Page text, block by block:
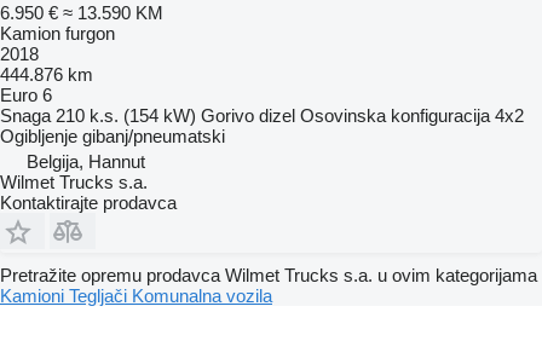
6.950 € ≈ 13.590 KM
Kamion furgon
2018
444.876 km
Euro 6
Snaga 210 k.s. (154 kW) Gorivo dizel Osovinska konfiguracija 4x2
Ogibljenje gibanj/pneumatski
Belgija, Hannut
Wilmet Trucks s.a.
Kontaktirajte prodavca
Pretražite opremu prodavca Wilmet Trucks s.a. u ovim kategorijama
Kamioni Tegljači Komunalna vozila